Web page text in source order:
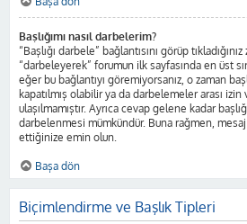
Başlığımı nasıl darbelerim?
“Başlığı darbele” bağlantısını görüp tıkladığınız
“darbeleyerek” forumun ilk sayfasında en üst
eğer bu bağlantıyı göremiyorsanız, o zaman
kapatılmış olabilir ya da darbelemeler arası
ulaşılmamıştır. Ayrıca cevap gelene kadar
darbelenmesi mümkündür. Buna rağmen, mesaj
ettiğinize emin olun.
Başa dön
Biçimlendirme ve Başlık Tipleri